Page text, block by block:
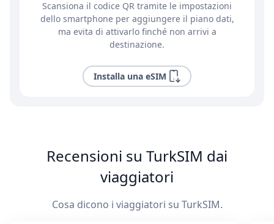
Scansiona il codice QR tramite le impostazioni
dello smartphone per aggiungere il piano dati,
ma evita di attivarlo finché non arrivi a
destinazione.
Installa una eSIM
Recensioni su TurkSIM dai
viaggiatori
Cosa dicono i viaggiatori su TurkSIM.